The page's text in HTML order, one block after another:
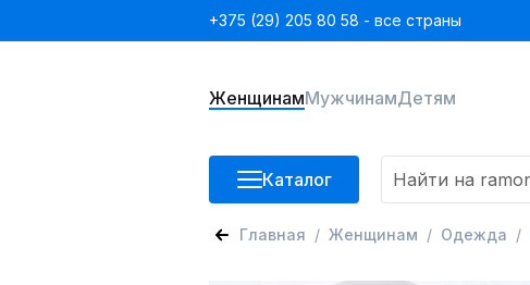
+375 (29) 205 80 58 - все страны
ЖенщинамМужчинамДетям
Каталог
Главная Женщинам Одежда